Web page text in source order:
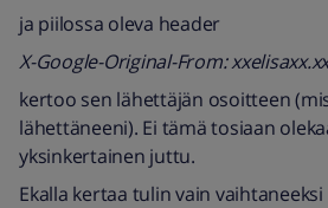
ja piilossa oleva header
X-Google-Original-From:
kertoo sen lähettäjän osoitteen
lähettäneeni). Ei tämä tosiaan
yksinkertainen juttu.
Ekalla kertaa tulin vain